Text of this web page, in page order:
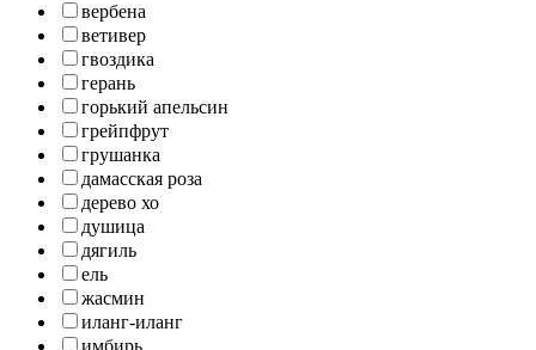
вербена
ветивер
гвоздика
герань
горький апельсин
грейпфрут
грушанка
дамасская роза
дерево хо
душица
дягиль
ель
жасмин
иланг-иланг
имбирь